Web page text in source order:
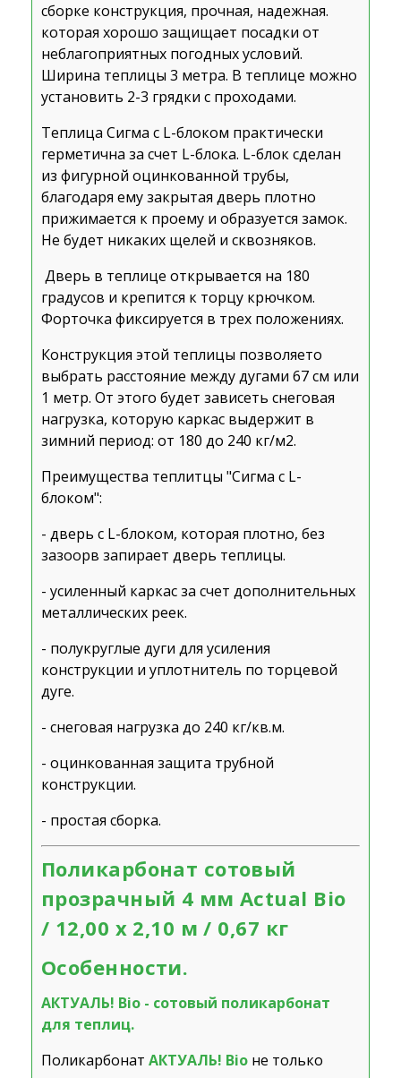
сборке конструкция, прочная, надежная.
которая хорошо защищает посадки от
неблагоприятных погодных условий.
Ширина теплицы 3 метра. В теплице можно
установить 2-3 грядки с проходами.
Теплица Сигма с L-блоком практически
герметична за счет L-блока. L-блок сделан
из фигурной оцинкованной трубы,
благодаря ему закрытая дверь плотно
прижимается к проему и образуется замок.
Не будет никаких щелей и сквозняков.
Дверь в теплице открывается на 180
градусов и крепится к торцу крючком.
Форточка фиксируется в трех положениях.
Конструкция этой теплицы позволяето
выбрать расстояние между дугами 67 см или
1 метр. От этого будет зависеть снеговая
нагрузка, которую каркас выдержит в
зимний период: от 180 до 240 кг/м2.
Преимущества теплитцы "Сигма с L-
блоком":
- дверь с L-блоком, которая плотно, без
зазоорв запирает дверь теплицы.
- усиленный каркас за счет дополнительных
металлических реек.
- полукруглые дуги для усиления
конструкции и уплотнитель по торцевой
дуге.
- снеговая нагрузка до 240 кг/кв.м.
- оцинкованная защита трубной
конструкции.
- простая сборка.
Поликарбонат сотовый
прозрачный 4 мм Actual Bio
/ 12,00 х 2,10 м / 0,67 кг
Особенности.
АКТУАЛЬ! Bio - сотовый поликарбонат
для теплиц.
Поликарбонат АКТУАЛЬ! Bio не только